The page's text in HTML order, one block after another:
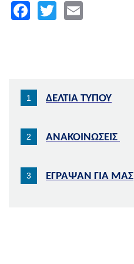
Facebook
Twitter
ΔΕΛΤΙΑ ΤΥΠΟΥ
ΑΝΑΚΟΙΝΩΣΕΙΣ
ΕΓΡΑΨΑΝ ΓΙΑ ΜΑΣ